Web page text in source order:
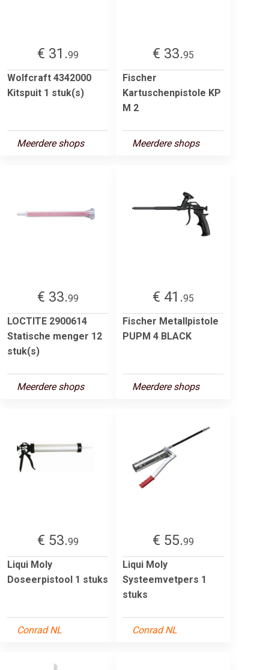
€ 31.99
Wolfcraft 4342000
Kitspuit 1 stuk(s)
Meerdere shops
€ 33.95
Fischer
Kartuschenpistole KP
M 2
Meerdere shops
€ 33.99
LOCTITE 2900614
Statische menger 12
stuk(s)
Meerdere shops
€ 41.95
Fischer Metallpistole
PUPM 4 BLACK
Meerdere shops
€ 53.99
Liqui Moly
Doseerpistool 1 stuks
Conrad NL
€ 55.99
Liqui Moly
Systeemvetpers 1
stuks
Conrad NL